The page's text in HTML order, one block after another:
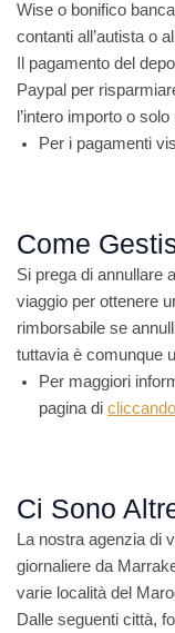
Wise o bonifico
contanti all’autista o
Il pagamento del
Paypal per
l’intero importo o
Per i pagamenti
Come
Si prega di annullare
viaggio per ottenere
rimborsabile se
tuttavia è comunque
Per maggiori
pagina di
Ci Sono
La nostra agenzia di
giornaliere da
varie località del
Dalle seguenti città,